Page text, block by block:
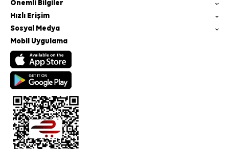
Önemli Bilgiler
Hızlı Erişim
Sosyal Medya
Mobil Uygulama